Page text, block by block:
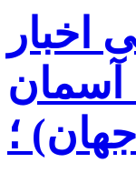
اخبار
آسمان
؛